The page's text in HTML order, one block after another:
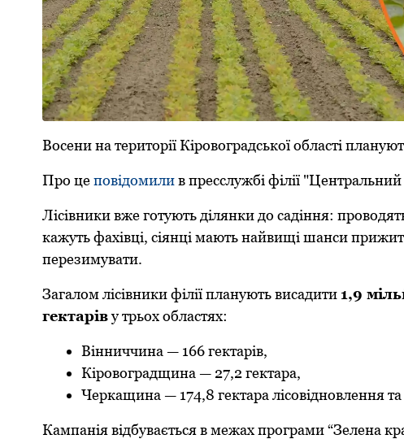
Восени на території Кіровоградської області
Про цеповідомилив пресслужбі філії
Лісівники вже готують ділянки до садіння:
кажуть фахівці, сіянці мають найвищі шанси
перезимувати.
Загалом лісівники філії планують висадити 1,9
гектаріву трьох областях:
Вінниччина — 166 гектарів,
Кіровоградщина — 27,2 гектара,
Черкащина — 174,8 гектара лісовідновлення та
Кампанія відбувається в межах програми “Зелена